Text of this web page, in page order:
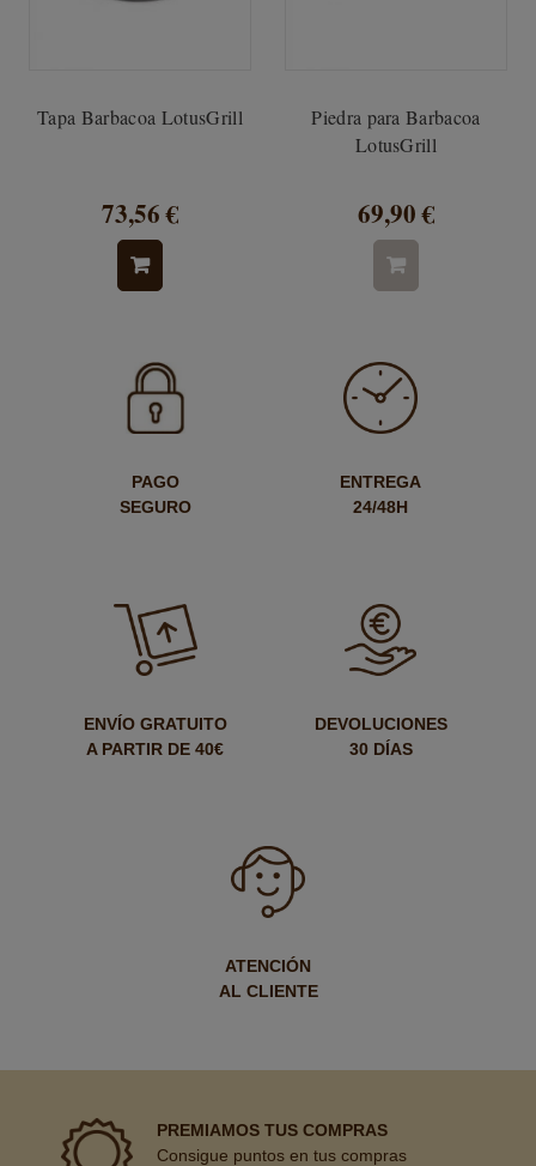
Tapa Barbacoa LotusGrill
73,56 €
Piedra para Barbacoa
LotusGrill
69,90 €
PAGO
SEGURO
ENTREGA
24/48H
ENVÍO GRATUITO
A PARTIR DE 40€
DEVOLUCIONES
30 DÍAS
ATENCIÓN
AL CLIENTE
PREMIAMOS TUS COMPRAS
Consigue puntos en tus compras